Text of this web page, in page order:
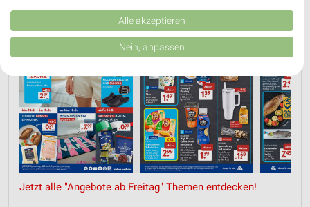
Jetzt alle "Angebote ab Freitag" Themen entdecken!
Kombinationen von Daten aus verschiedenen Quellen. Entwicklung und
Verbesserung der Angebote. Verwendung reduzierter Daten zur Auswahl
von Inhalten.
Daten können außerhalb der Europäischen Union weitergegeben und in die
Website/App.
Partnerliste anzeigen (1 IAB-Anbieter)
Wir nutzen Ihre Daten für folgende Zwecke:
IAB-Verarbeitungszwecke:
Speichern von oder Zugriff auf Informationen
auf einem Endgerät
Verwendung reduzierter Daten zur Auswahl von
Alle akzeptieren
Nein, anpassen